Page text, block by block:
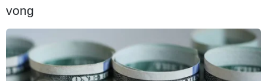
Đội tuyển Việt Nam nhận thưởng 2 tỷ
đồng sau thắng lợi trước Indonesia
04/08/2026 04:16
vong